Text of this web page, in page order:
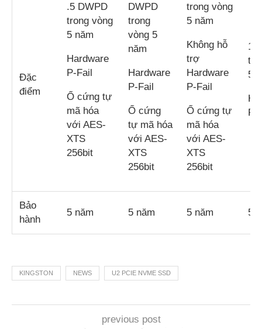
Đặc
điểm
.5 DWPD
trong vòng
5 năm
Hardware
P-Fail
Ổ cứng tự
mã hóa
với AES-
XTS
256bit
DWPD
trong
vòng 5
năm
Hardware
P-Fail
Ổ cứng
tự mã hóa
với AES-
XTS
256bit
trong vòng
5 năm
Không hỗ
trợ
Hardware
P-Fail
Ổ cứng tự
mã hóa
với AES-
XTS
256bit
1
5
P-
Bảo
hành
5 năm 5 năm 5 năm 5
KINGSTON NEWS U2 PCIE NVME SSD
previous post